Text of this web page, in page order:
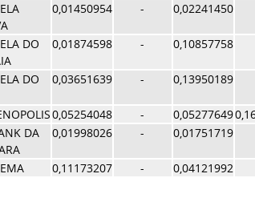
0,01450954 - 0,02241450
DO
0,01874598 - 0,10857758
DO
0,03651639 - 0,13950189
0,05254048 - 0,05277649
DA
0,01998026 - 0,01751719
0,11173207 - 0,04121992